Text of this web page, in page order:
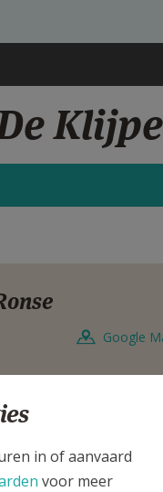
Klijpe
Google
in of aanvaard
voor meer